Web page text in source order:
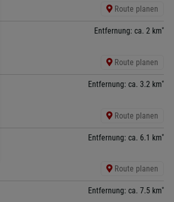
Route planen
Entfernung: ca. 2 km*
Route planen
Entfernung: ca. 3.2 km*
Route planen
Entfernung: ca. 6.1 km*
Route planen
Entfernung: ca. 7.5 km*